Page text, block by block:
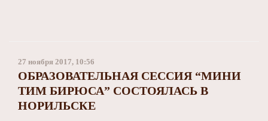
27 ноября 2017, 10:56
ОБРАЗОВАТЕЛЬНАЯ СЕССИЯ “МИНИ
ТИМ БИРЮСА” СОСТОЯЛАСЬ В
НОРИЛЬСКЕ